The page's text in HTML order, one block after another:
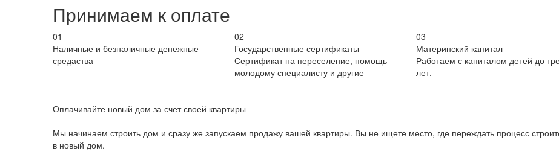
Принимаем к оплате
01
Наличные и безналичные денежные
средаства
02
Государственные сертификаты
Сертификат на переселение, помощь
молодому специалисту и другие
03
Материнский капитал
Работаем с капиталом детей до
лет.
Оплачивайте новый дом за счет своей квартиры
Мы начинаем строить дом и сразу же запускаем продажу вашей квартиры. Вы не ищете место, где переждать процесс
в новый дом.